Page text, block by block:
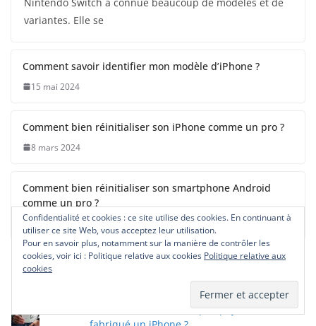
variantes. Elle se
Comment savoir identifier mon modèle d’iPhone ?
15 mai 2024
Comment bien réinitialiser son iPhone comme un pro ?
8 mars 2024
Comment bien réinitialiser son smartphone Android
comme un pro ?
8 mars 2024
Articles Phares
Comment savoir dans quel pays a été
Confidentialité et cookies : ce site utilise des cookies. En continuant à
utiliser ce site Web, vous acceptez leur utilisation.
Pour en savoir plus, notamment sur la manière de contrôler les
cookies, voir ici : Politique relative aux cookies Politique relative aux
cookies